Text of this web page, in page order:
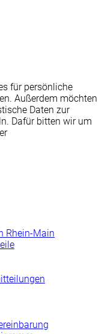
für persönliche
Außerdem möchten
Daten zur
Dafür bitten wir um
Rhein-Main